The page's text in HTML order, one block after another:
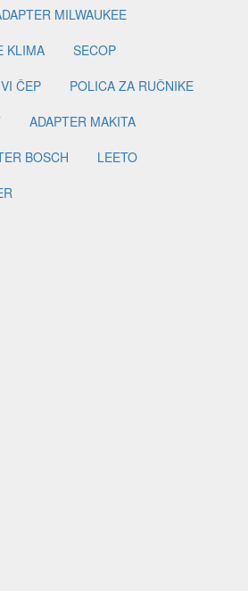
MILWAUKEE
KLIMA
SECOP
ČEP
POLICA ZA RUČNIKE
ADAPTER MAKITA
BOSCH
LEETO